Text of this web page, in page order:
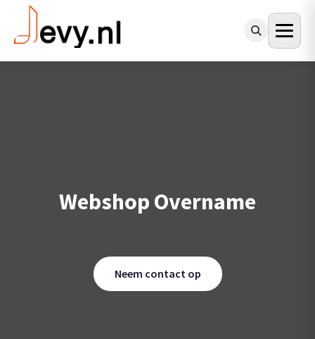
Webshop Overname
Neem contact op